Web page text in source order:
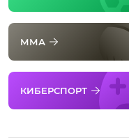
ММА
КИБЕРСПОРТ